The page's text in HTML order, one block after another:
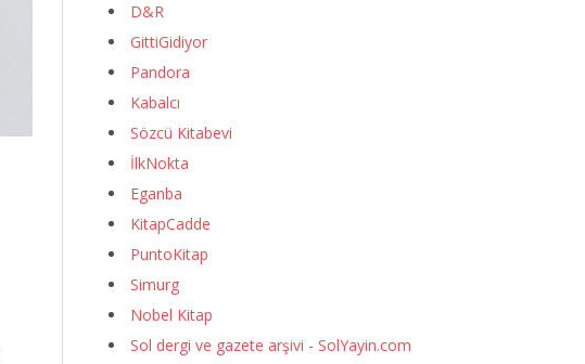
D&R
GittiGidiyor
Pandora
Kabalcı
Sözcü Kitabevi
İlkNokta
Eganba
KitapCadde
PuntoKitap
Simurg
Nobel Kitap
Sol dergi ve gazete arşivi - SolYayin.com